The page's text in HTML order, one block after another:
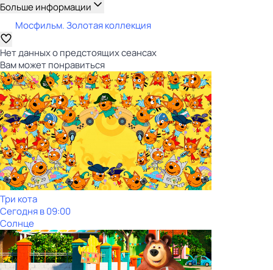
Больше информации
Мосфильм. Золотая коллекция
Нет данных о предстоящих сеансах
Вам может понравиться
Три кота
Сегодня в 09:00
Солнце